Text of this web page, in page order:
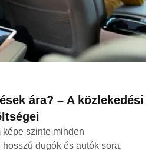
ára? – A közlekedési
szinte minden
dugók és autók sora,